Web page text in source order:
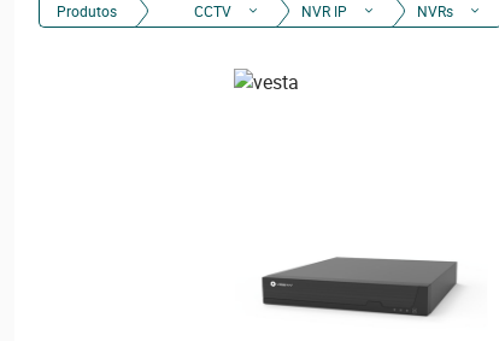
Produtos CCTV NVR IP NVRs